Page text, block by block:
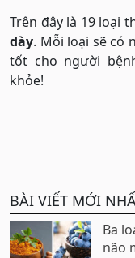
Trên đây là 19 loại
dày. Mỗi loại sẽ có
tốt cho người
khỏe!
BÀI VIẾT MỚI
Ba
não